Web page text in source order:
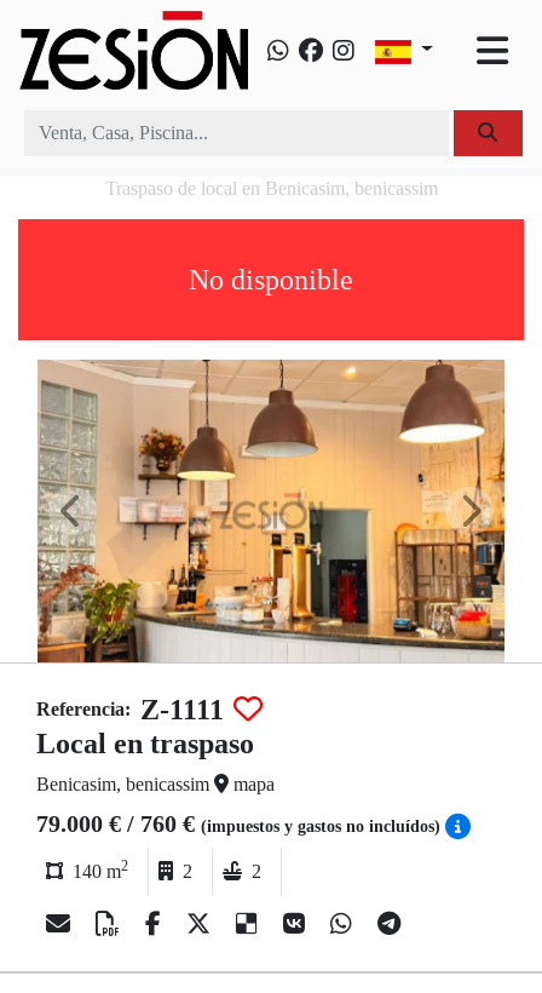
Traspaso de local en Benicasim, benicassim
No disponible
Referencia: Z-1111
Local en traspaso
Benicasim, benicassim mapa
79.000 € / 760 € (impuestos y gastos no incluídos)
140 m2 2 2